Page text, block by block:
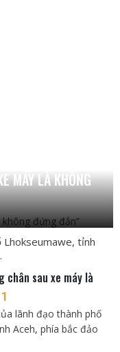
MÁY LÀ KHÔNG
Lhokseumawe, tỉnh
chân sau xe máy là
1
lãnh đạo thành phố
Aceh, phía bắc đảo